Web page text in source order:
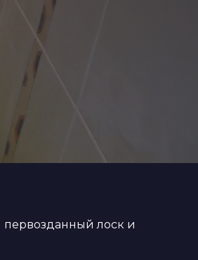
первозданный лоск и